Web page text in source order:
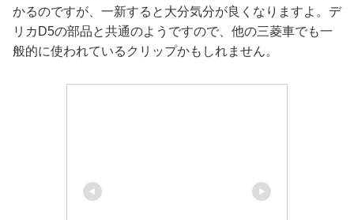
かるのですが、一新すると大分気分が良くなりますよ。デ
リカD5の部品と共通のようですので、他の三菱車でも一
般的に使われているクリップかもしれません。